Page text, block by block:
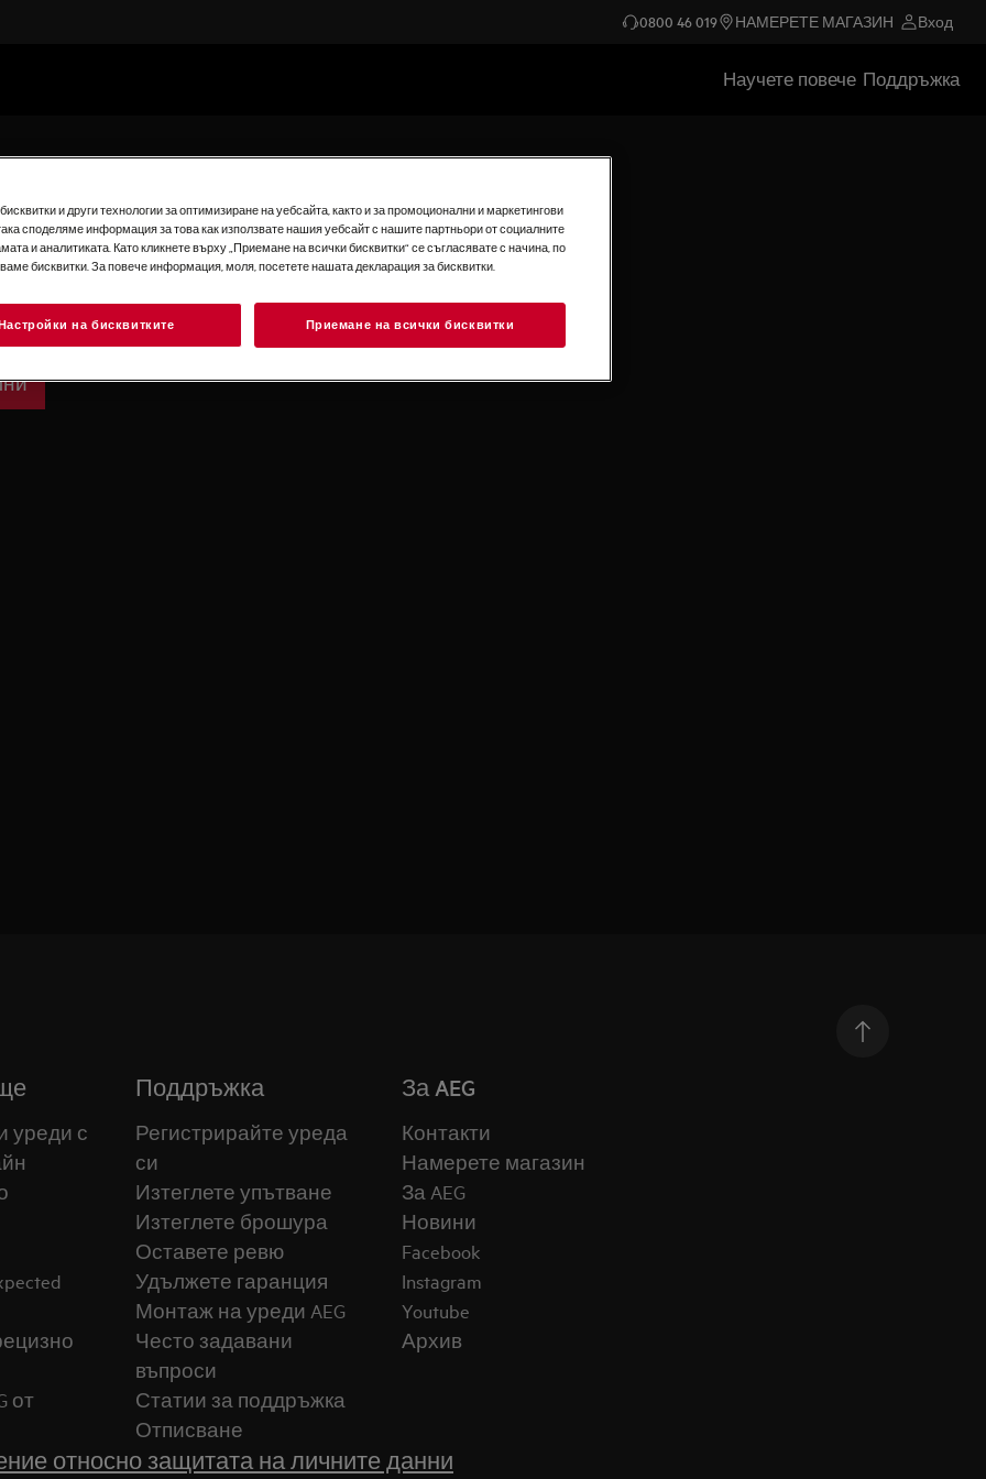
0800 46 019 НАМЕРЕТЕ МАГАЗИН Вход
Научете повече Поддръжка
съдове
бъдат безупречно
уреди с
от
Поддръжка
Регистрирайте уреда
си
Изтеглете упътване
Изтеглете брошура
Оставете ревю
Удължете гаранция
Монтаж на уреди AEG
Често задавани
въпроси
Статии за поддръжка
Отписване
За AEG
Контакти
Намерете магазин
За AEG
Новини
Facebook
Instagram
Youtube
Архив
относно защитата на личните данни
и други технологии за оптимизиране на уебсайта, както и за промоционални и маркетингови
споделяме информация за това как използвате нашия уебсайт с нашите партньори от социалните
и аналитиката. Като кликнете върху „Приемане на всички бисквитки“ се съгласявате с начина, по
бисквитки. За повече информация, моля, посетете нашата декларация за бисквитки.
на бисквитките Приемане на всички бисквитки